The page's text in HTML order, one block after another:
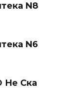
N8
N6
Не Ска